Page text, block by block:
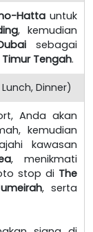
Hattauntuk
, kemudian
sebagai
Timur Tengah.
Lunch, Dinner)
Anda akan
kemudian
kawasan
, menikmati
stop di The
, serta